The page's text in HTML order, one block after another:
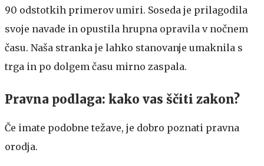
90 odstotkih primerov umiri. Soseda je prilagodila
svoje navade in opustila hrupna opravila v nočnem
času. Naša stranka je lahko stanovanje umaknila s
trga in po dolgem času mirno zaspala.
Pravna podlaga: kako vas ščiti zakon?
Če imate podobne težave, je dobro poznati pravna
orodja.